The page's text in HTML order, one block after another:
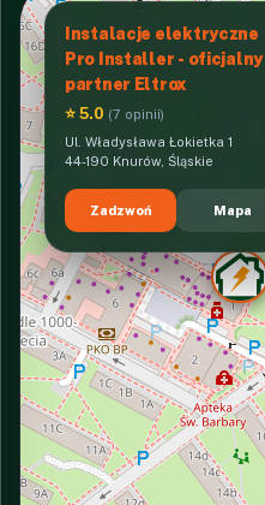
Instalacje elektryczne
Pro Installer - oficjalny
partner Eltrox
⭐ 5.0 (7 opinii)
Ul. Władysława Łokietka 1
44-190 Knurów, Śląskie
Zadzwoń Mapa